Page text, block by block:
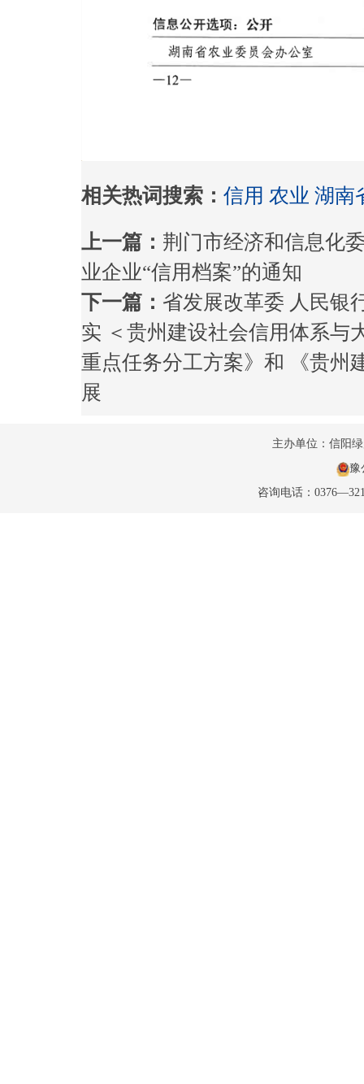
相关热词搜索： 信用 农业 湖南
上一篇： 荆门市经济和信息化
业企业“信用档案”的通知
下一篇： 省发展改革委 人民银
实 ＜贵州建设社会信用体系与
重点任务分工方案》和 《贵州
展
主办单位：信阳
豫
咨询电话：